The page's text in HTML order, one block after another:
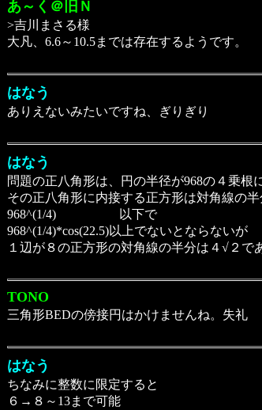
あ～く＠旧Ｎ
>吉川まさる様
大凡、6.6～10.5までは存在するようです。
はなう
ありえないみたいですね、ぎりぎり
はなう
問題の正八角形は、円の半径が968の４乗根
その正八角形に内接する正方形は対角線の
968^(1/4) 以下で
968^(1/4)*cos(22.5)以上でないとならないが
１辺が８の正方形の対角線の半分は４√２で
TONO
三角形BEDの傍接円はかけませんね。失礼
はなう
ちなみに整数に限定すると
６→８～13まで可能